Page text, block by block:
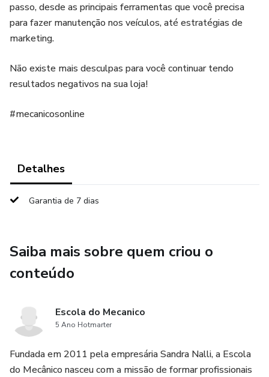
passo, desde as principais ferramentas que você precisa
para fazer manutenção nos veículos, até estratégias de
marketing.
Não existe mais desculpas para você continuar tendo
resultados negativos na sua loja!
#mecanicosonline
Detalhes
Garantia de 7 dias
Saiba mais sobre quem criou o
conteúdo
Escola do Mecanico
5 Ano Hotmarter
Fundada em 2011 pela empresária Sandra Nalli, a Escola
do Mecânico nasceu com a missão de formar profissionais